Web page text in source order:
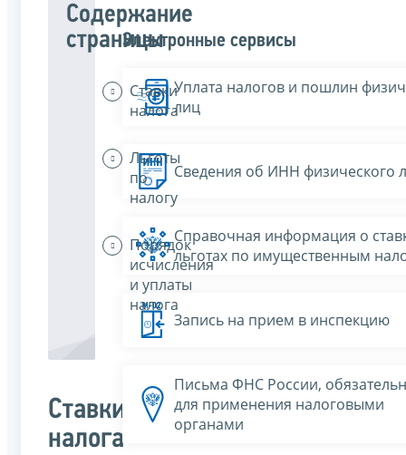
Содержание
страницы
Ставки
налога
Льготы
по
налогу
Порядок
исчисления
и уплаты
налога
Ставки
налога
Электронные сервисы
Уплата налогов и пошлин
лиц
Сведения об ИНН физического
Справочная информация о
льготах по имущественным
Запись на прием в инспекцию
Письма ФНС России,
для применения налоговыми
органами